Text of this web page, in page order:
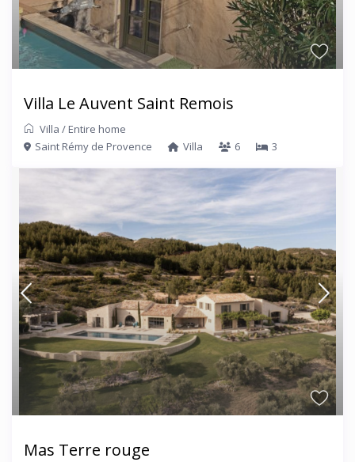
Villa Le Auvent Saint Remois
Villa / Entire home
Saint Rémy de Provence
Villa 6 3
Mas Terre rouge